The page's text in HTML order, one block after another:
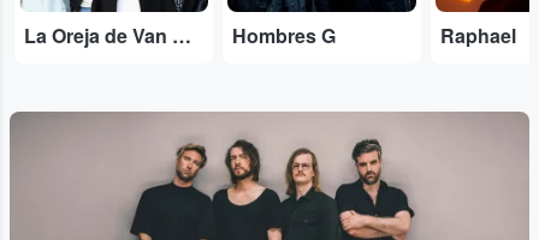
La Oreja de Van Gogh Hombres G Raphael